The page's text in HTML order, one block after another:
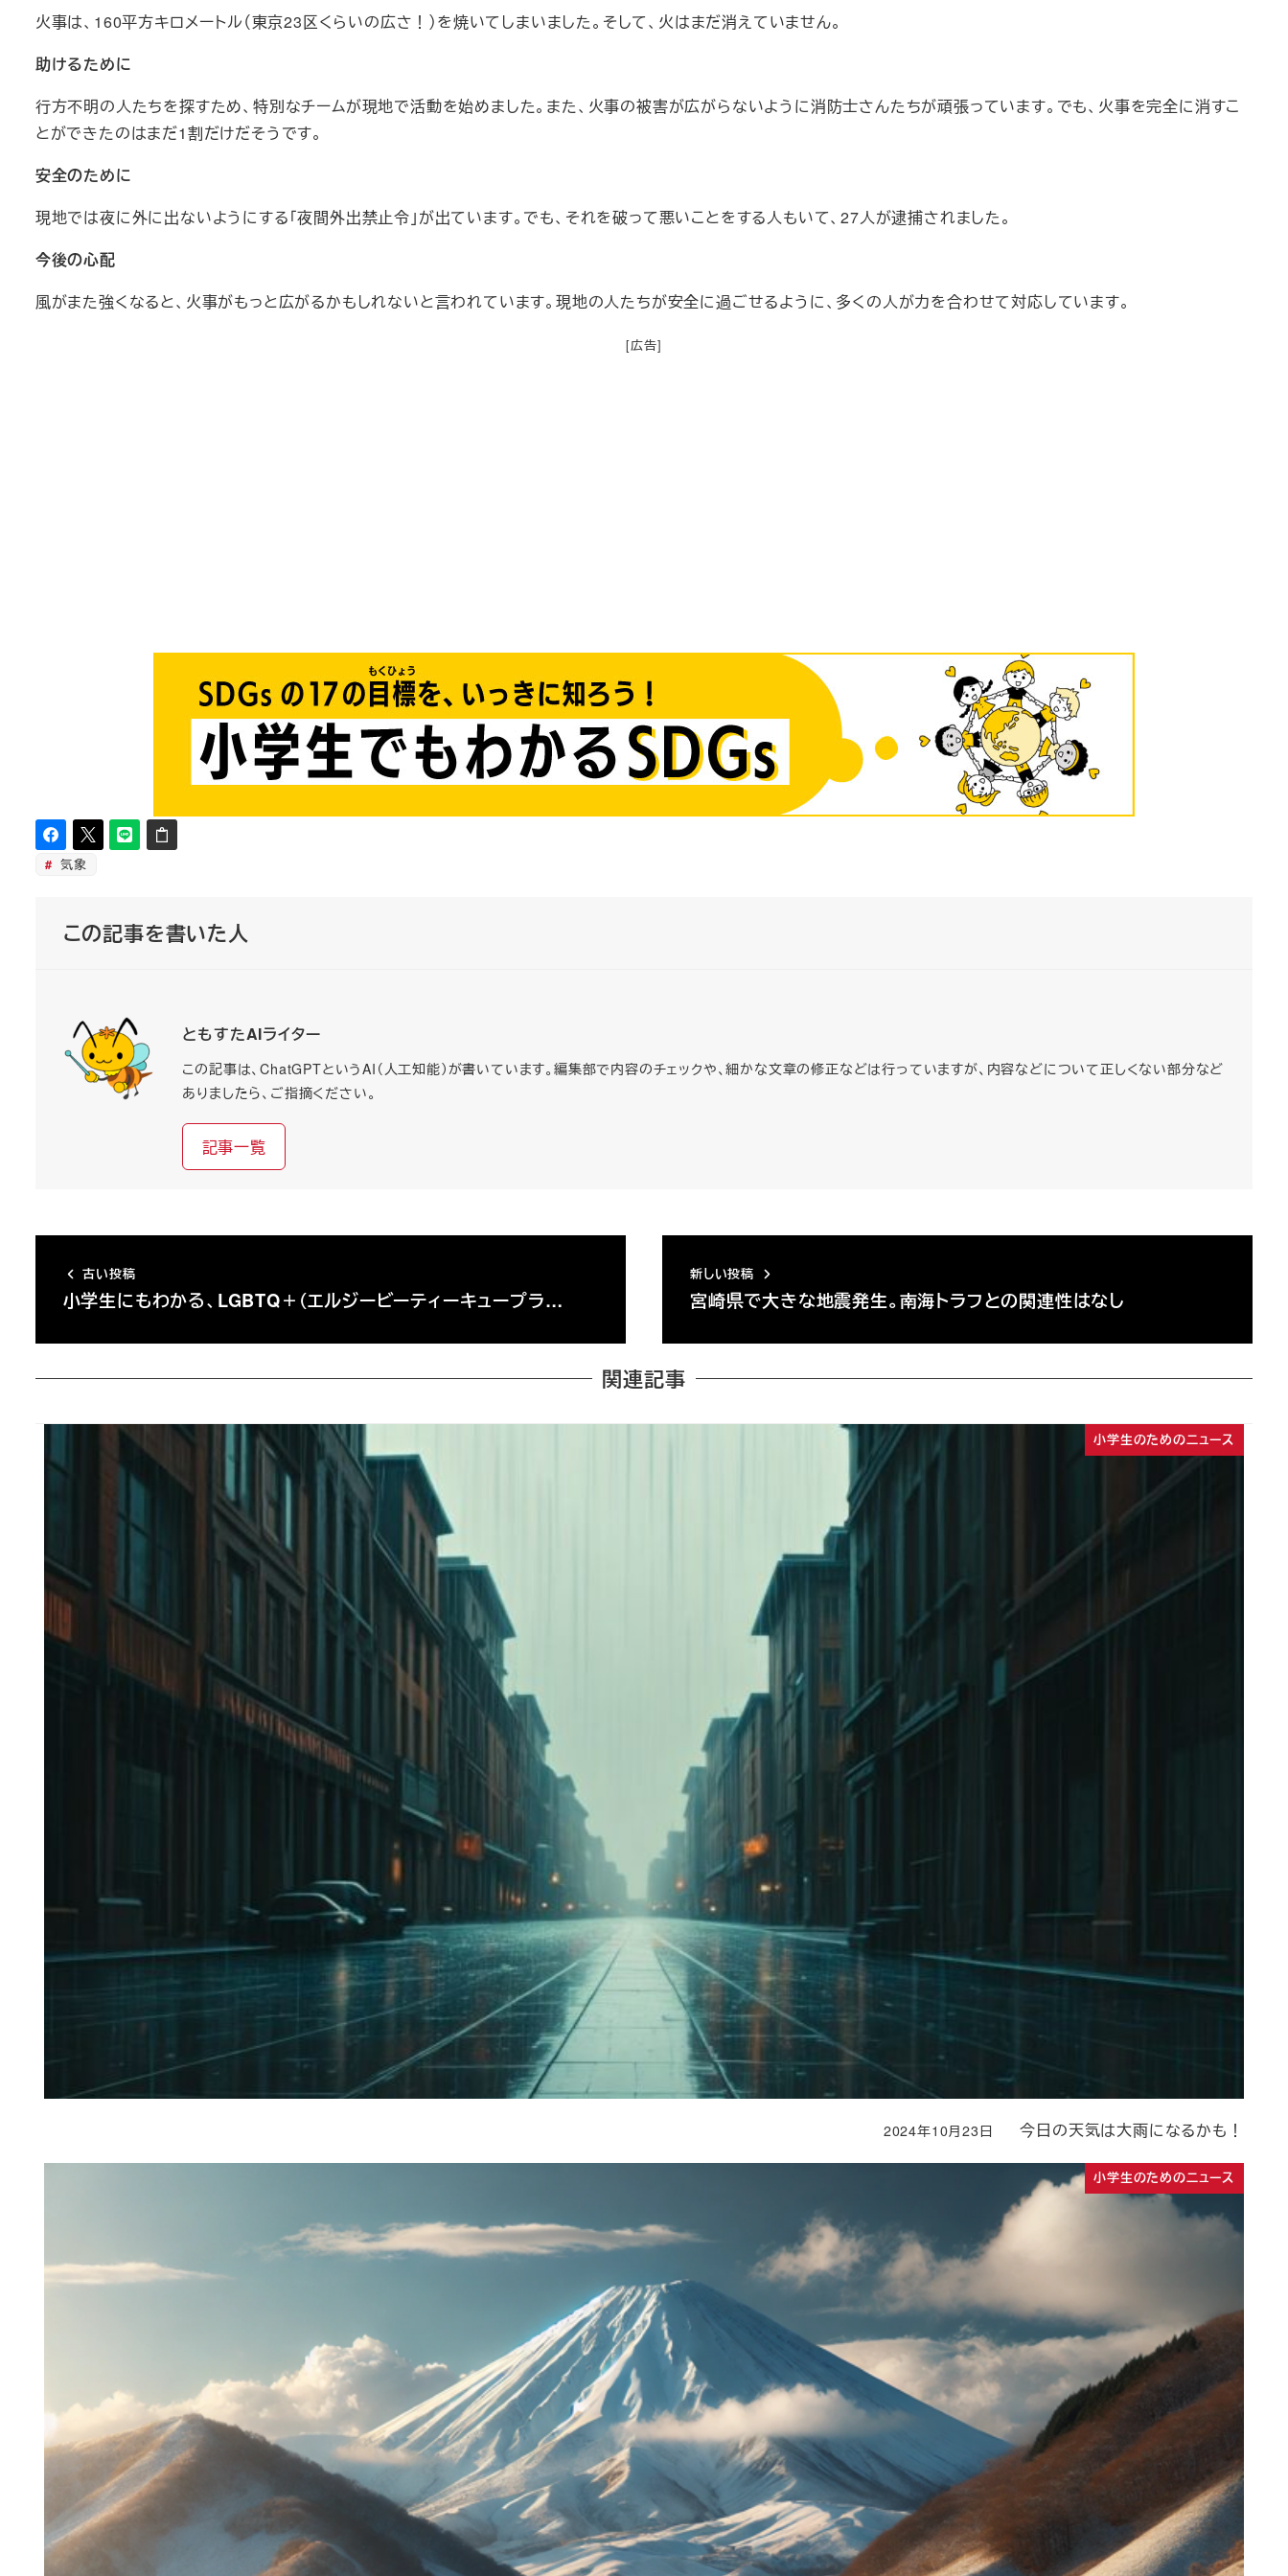
火事は、160平方キロメートル（東京23区くらいの広さ！）を焼いてしまいました。そして、火はまだ消えていません。
助けるために
行方不明の人たちを探すため、特別なチームが現地で活動を始めました。また、火事の被害が広がらないように消防士さんたちが頑張っています。でも、火事を完全に消すこ
とができたのはまだ1割だけだそうです。
安全のために
現地では夜に外に出ないようにする「夜間外出禁止令」が出ています。でも、それを破って悪いことをする人もいて、27人が逮捕されました。
今後の心配
風がまた強くなると、火事がもっと広がるかもしれないと言われています。現地の人たちが安全に過ごせるように、多くの人が力を合わせて対応しています。
[広告]
気象
この記事を書いた人
ともすたAIライター
この記事は、ChatGPTというAI（人工知能）が書いています。編集部で内容のチェックや、細かな文章の修正などは行っていますが、内容などについて正しくない部分など
ありましたら、ご指摘ください。
記事一覧
古い投稿
小学生にもわかる、LGBTQ＋（エルジービーティーキュープラ…
新しい投稿
宮崎県で大きな地震発生。南海トラフとの関連性はなし
関連記事
小学生のためのニュース
今日の天気は大雨になるかも！
投稿日
2024年10月23日
小学生のためのニュース